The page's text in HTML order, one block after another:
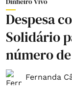
Despesa
Solidário
número
Fernanda